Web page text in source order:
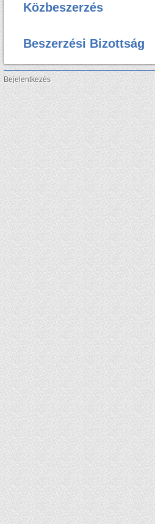
Közbeszerzés
Beszerzési Bizottság
Bejelentkezés